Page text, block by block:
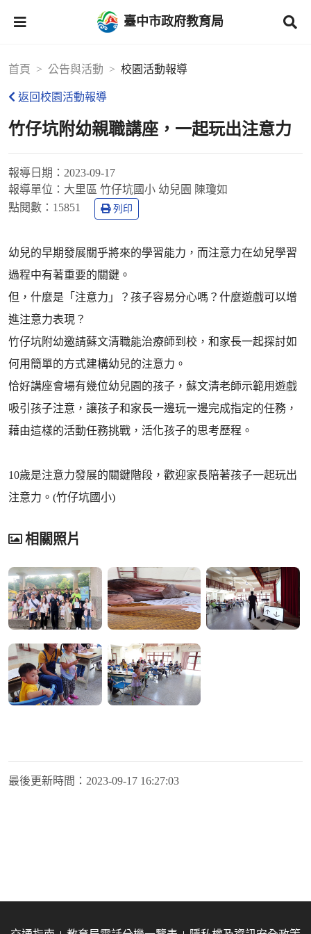
臺中市政府教育局
首頁 公告與活動 校園活動報導
返回校園活動報導
竹仔坑附幼親職講座，一起玩出注意力
報導日期： 2023-09-17
報導單位： 大里區 竹仔坑國小 幼兒園 陳瓊如
點閱數： 15851 列印
幼兒的早期發展關乎將來的學習能力，而注意力在幼兒學習
過程中有著重要的關鍵。
但，什麼是「注意力」？孩子容易分心嗎？什麼遊戲可以增
進注意力表現？
竹仔坑附幼邀請蘇文清職能治療師到校，和家長一起探討如
何用簡單的方式建構幼兒的注意力。
恰好講座會場有幾位幼兒園的孩子，蘇文清老師示範用遊戲
吸引孩子注意，讓孩子和家長一邊玩一邊完成指定的任務，
藉由這樣的活動任務挑戰，活化孩子的思考歷程。
10歲是注意力發展的關鍵階段，歡迎家長陪著孩子一起玩出
注意力。(竹仔坑國小)
相關照片
最後更新時間： 2023-09-17 16:27:03